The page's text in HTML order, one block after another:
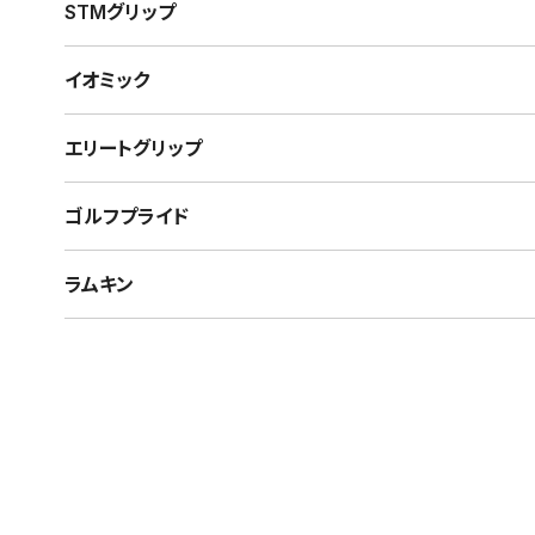
STMグリップ
イオミック
エリートグリップ
ゴルフプライド
ラムキン